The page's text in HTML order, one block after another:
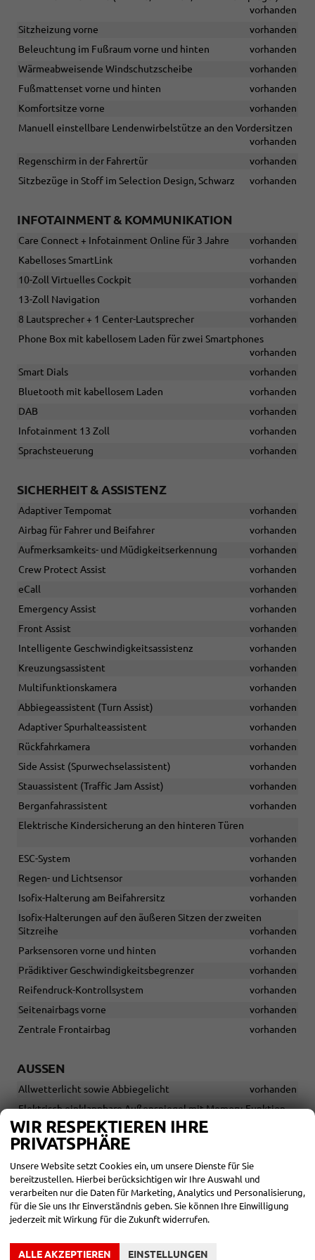
vorhanden
Sitzheizung vorne
vorhanden
Beleuchtung im Fußraum vorne und hinten
vorhanden
Wärmeabweisende Windschutzscheibe
vorhanden
Fußmattenset vorne und hinten
vorhanden
Komfortsitze vorne
vorhanden
Manuell einstellbare Lendenwirbelstütze an den Vordersitzen
vorhanden
Regenschirm in der Fahrertür
vorhanden
Sitzbezüge in Stoff im Selection Design, Schwarz
vorhanden
INFOTAINMENT & KOMMUNIKATION
Care Connect + Infotainment Online für 3 Jahre
vorhanden
Kabelloses SmartLink
vorhanden
10-Zoll Virtuelles Cockpit
vorhanden
13-Zoll Navigation
vorhanden
8 Lautsprecher + 1 Center-Lautsprecher
vorhanden
Phone Box mit kabellosem Laden für zwei Smartphones
vorhanden
Smart Dials
vorhanden
Bluetooth mit kabellosem Laden
vorhanden
DAB
vorhanden
Infotainment 13 Zoll
vorhanden
Sprachsteuerung
vorhanden
SICHERHEIT & ASSISTENZ
Adaptiver Tempomat
vorhanden
Airbag für Fahrer und Beifahrer
vorhanden
Aufmerksamkeits- und Müdigkeitserkennung
vorhanden
Crew Protect Assist
vorhanden
eCall
vorhanden
Emergency Assist
vorhanden
Front Assist
vorhanden
Intelligente Geschwindigkeitsassistenz
vorhanden
Kreuzungsassistent
vorhanden
Multifunktionskamera
vorhanden
Abbiegeassistent (Turn Assist)
vorhanden
Adaptiver Spurhalteassistent
vorhanden
Rückfahrkamera
vorhanden
Side Assist (Spurwechselassistent)
vorhanden
Stauassistent (Traffic Jam Assist)
vorhanden
Berganfahrassistent
vorhanden
Elektrische Kindersicherung an den hinteren Türen
vorhanden
ESC-System
vorhanden
Regen- und Lichtsensor
vorhanden
Isofix-Halterung am Beifahrersitz
vorhanden
Isofix-Halterungen auf den äußeren Sitzen der zweiten
Sitzreihe
vorhanden
Parksensoren vorne und hinten
vorhanden
Prädiktiver Geschwindigkeitsbegrenzer
vorhanden
Reifendruck-Kontrollsystem
vorhanden
Seitenairbags vorne
vorhanden
Zentrale Frontairbag
vorhanden
AUSSEN
Allwetterlicht sowie Abbiegelicht
vorhanden
Elektrisch einklappbare Außenspiegel mit Memory-Funktion
LED-Scheinwerfer
Nebelscheinwerfer hinten
vorhanden
Scheibenwischer-Reiniger
vorhanden
Sunset - abgedunkelte Scheiben hinten
vorhanden
Tagfahrlicht mit Scheinwerfersteuerung und Coming/Leaving
Fensterleisten - Hochglanz Schwarz
WIR RESPEKTIEREN IHRE
PRIVATSPHÄRE
Unsere Website setzt Cookies ein, um unsere Dienste für Sie
bereitzustellen. Hierbei berücksichtigen wir Ihre Auswahl und
verarbeiten nur die Daten für Marketing, Analytics und Personalisierung,
für die Sie uns Ihr Einverständnis geben. Sie können Ihre Einwilligung
jederzeit mit Wirkung für die Zukunft widerrufen.
ALLE AKZEPTIEREN EINSTELLUNGEN